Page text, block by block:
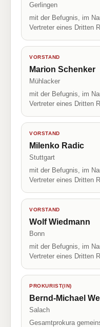
Gerlingen
mit der Befugnis, im
Vertreter eines Dritten
VORSTAND
Marion Schenker
Mühlacker
mit der Befugnis, im
Vertreter eines Dritten
VORSTAND
Milenko Radic
Stuttgart
mit der Befugnis, im
Vertreter eines Dritten
VORSTAND
Wolf Wiedmann
Bonn
mit der Befugnis, im
Vertreter eines Dritten
PROKURIST(IN)
Bernd-Michael
Salach
Gesamtprokura